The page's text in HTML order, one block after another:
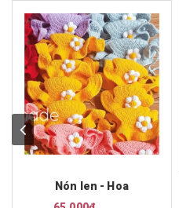
Nón len - Hoa